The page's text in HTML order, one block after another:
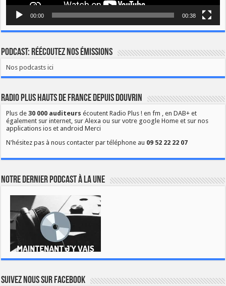
00:00 00:38
Podcast: Réécoutez nos émissions
Nos podcasts ici
Radio Plus Hauts de France depuis Douvrin
Plus de30 000 auditeurs écoutent Radio Plus ! en fm , en DAB+ et
également sur internet, sur Alexa ou sur votre google Home et sur nos
applications ios et android Merci
N'hésitez pas à nous contacter par téléphone au 09 52 22 22 07
Notre dernier podcast à la une
Suivez nous sur Facebook